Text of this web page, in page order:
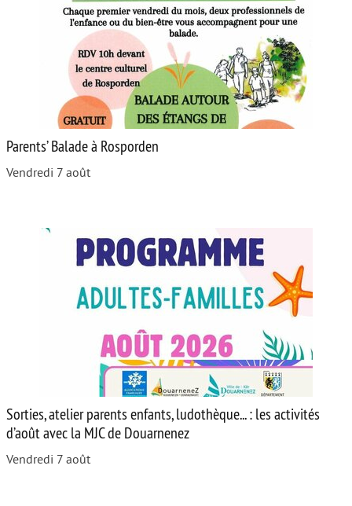
Parents’ Balade à Rosporden
Vendredi 7 août
Sorties, atelier parents enfants, ludothèque... : les activités
d’août avec la MJC de Douarnenez
Vendredi 7 août